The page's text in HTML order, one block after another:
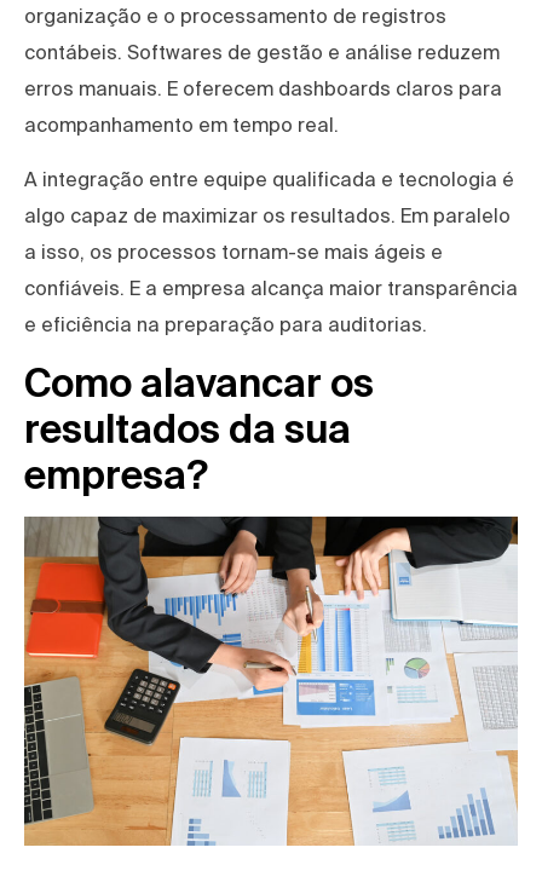
organização e o processamento de registros
contábeis. Softwares de gestão e análise reduzem
erros manuais. E oferecem dashboards claros para
acompanhamento em tempo real.
A integração entre equipe qualificada e tecnologia é
algo capaz de maximizar os resultados. Em paralelo
a isso, os processos tornam-se mais ágeis e
confiáveis. E a empresa alcança maior transparência
e eficiência na preparação para auditorias.
Como alavancar os
resultados da sua
empresa?